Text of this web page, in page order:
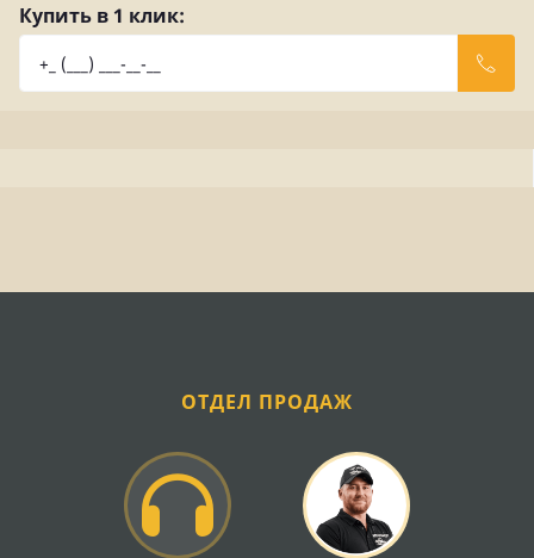
Купить в 1 клик:
ОТДЕЛ ПРОДАЖ